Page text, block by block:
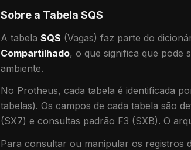
Sobre a Tabela SQS
A tabela SQS (Vagas) faz parte do
Compartilhado, o que significa que pode
ambiente.
No Protheus, cada tabela é identificada
tabelas). Os campos de cada tabela são
(SX7) e consultas padrão F3 (SXB). O
Para consultar ou manipular os registros